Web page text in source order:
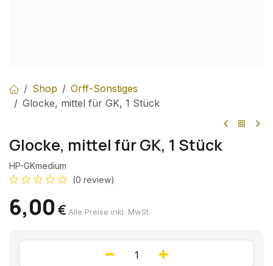
Shop
Orff-Sonstiges
Glocke, mittel für GK, 1 Stück
Glocke, mittel für GK, 1 Stück
HP-GKmedium
(0 review)
6,00 € Alle Preise inkl. MwSt.